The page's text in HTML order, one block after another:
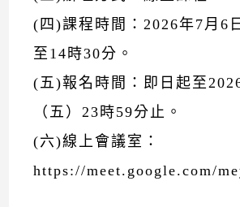
(四)課程時間：2026年7月6
至14時30分。
(五)報名時間：即日起至
（五）23時59分止。
(六)線上會議室：
https://meet.google.com/